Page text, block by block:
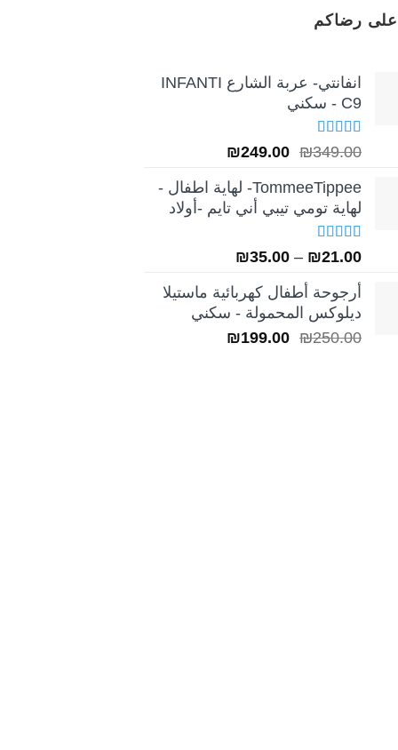
رضاكم
انفانتي- عربة الشارع INFANTI
C9 - سكني
تم التقييم
5.00 من 5
₪349.00
السعر
هو:
₪349.00.
₪249.00
السعر
هو:
₪249.00.
TommeeTippee- لهاية اطفال -
لهاية تومي تيبي أني تايم -أولاد
تم التقييم
5.00من 5
₪21.00
–
₪35.00
من
خلال
أرجوحة أطفال كهربائية ماستيلا
ديلوكس المحمولة - سكني
₪250.00
السعر ₪199.00
السعر